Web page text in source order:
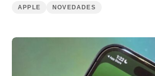
APPLE NOVEDADES